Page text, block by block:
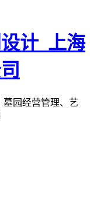
园经营管理、艺